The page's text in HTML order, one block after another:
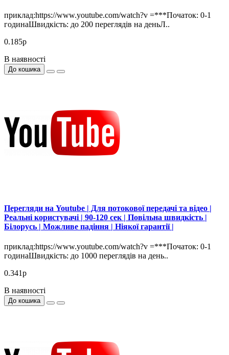
приклад:https://www.youtube.com/watch?v =***Початок: 0-1
годинаШвидкість: до 200 переглядів на деньЛ..
0.185р
В наявності
До кошика
Перегляди на Youtube | Для потокової передачі та відео |
Реальні користувачі | 90-120 сек | Повільна швидкість |
Білорусь | Можливе падіння | Ніякої гарантії |
приклад:https://www.youtube.com/watch?v =***Початок: 0-1
годинаШвидкість: до 1000 переглядів на день..
0.341р
В наявності
До кошика